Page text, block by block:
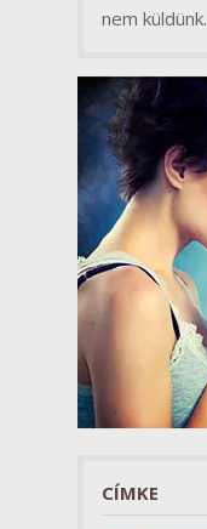
nem küldünk.
CÍMKE